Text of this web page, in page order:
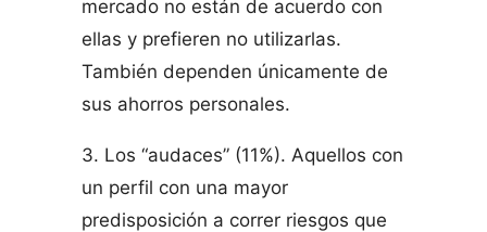
mercado no están de acuerdo con
ellas y prefieren no utilizarlas.
También dependen únicamente de
sus ahorros personales.
3. Los “audaces” (11%). Aquellos con
un perfil con una mayor
predisposición a correr riesgos que